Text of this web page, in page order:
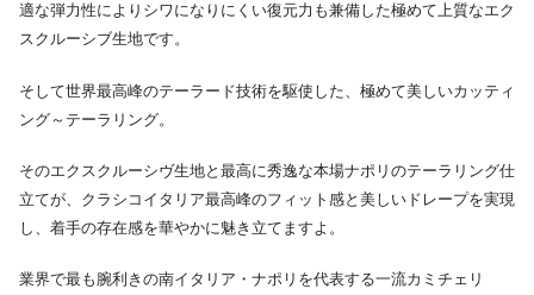
適な弾力性によりシワになりにくい復元力も兼備した極めて上質なエク
スクルーシブ生地です。
そして世界最高峰のテーラード技術を駆使した、極めて美しいカッティ
ング～テーラリング。
そのエクスクルーシヴ生地と最高に秀逸な本場ナポリのテーラリング仕
立てが、クラシコイタリア最高峰のフィット感と美しいドレープを実現
し、着手の存在感を華やかに魅き立てますよ。
業界で最も腕利きの南イタリア・ナポリを代表する一流カミチェリ